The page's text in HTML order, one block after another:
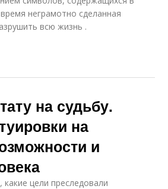
неграмотно сделанная
всю жизнь .
на судьбу.
на
и
цели преследовали